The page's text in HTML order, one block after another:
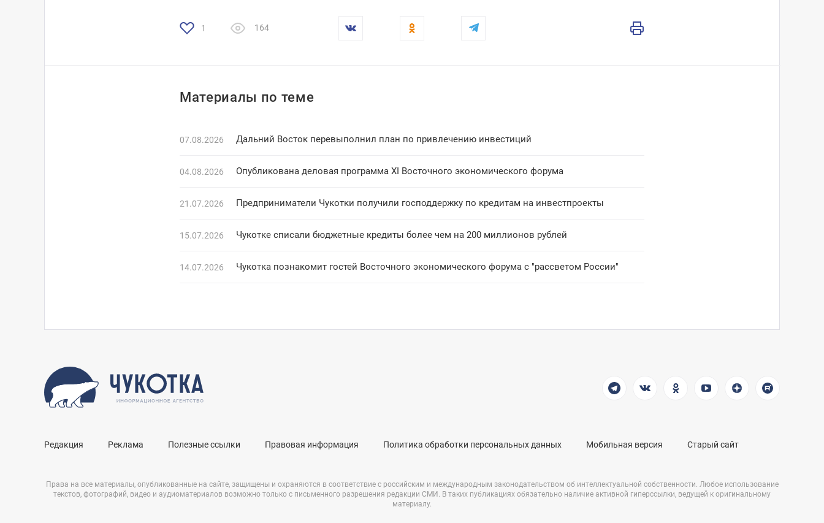
1 164
Материалы по теме
07.08.2026 Дальний Восток перевыполнил план по привлечению инвестиций
04.08.2026 Опубликована деловая программа XI Восточного экономического форума
21.07.2026 Предприниматели Чукотки получили господдержку по кредитам на инвестпроекты
15.07.2026 Чукотке списали бюджетные кредиты более чем на 200 миллионов рублей
14.07.2026 Чукотка познакомит гостей Восточного экономического форума с "рассветом России"
Редакция Реклама Полезные ссылки Правовая информация Политика обработки персональных данных Мобильная версия Старый сайт
Права на все материалы, опубликованные на сайте, защищены и охраняются в соответствие с российским и международным законодательством об интеллектуальной собственности. Любое использование
текстов, фотографий, видео и аудиоматериалов возможно только с письменного разрешения редакции СМИ. В таких публикациях обязательно наличие активной гиперссылки, ведущей к оригинальному
материалу.